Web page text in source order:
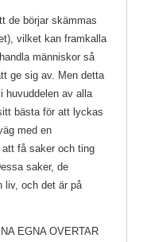
de börjar skämmas
vilket kan framkalla
människor så
ge sig av. Men detta
huvuddelen av alla
bästa för att lyckas
med en
att få saker och ting
saker, de
liv, och det är på
EGNA OVERTAR